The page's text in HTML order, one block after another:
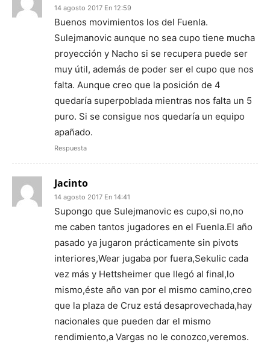
14 agosto 2017 En 12:59
Buenos movimientos los del Fuenla.
Sulejmanovic aunque no sea cupo tiene mucha
proyección y Nacho si se recupera puede ser
muy útil, además de poder ser el cupo que nos
falta. Aunque creo que la posición de 4
quedaría superpoblada mientras nos falta un 5
puro. Si se consigue nos quedaría un equipo
apañado.
Respuesta
Jacinto
14 agosto 2017 En 14:41
Supongo que Sulejmanovic es cupo,si no,no
me caben tantos jugadores en el Fuenla.El año
pasado ya jugaron prácticamente sin pivots
interiores,Wear jugaba por fuera,Sekulic cada
vez más y Hettsheimer que llegó al final,lo
mismo,éste año van por el mismo camino,creo
que la plaza de Cruz está desaprovechada,hay
nacionales que pueden dar el mismo
rendimiento,a Vargas no le conozco,veremos.